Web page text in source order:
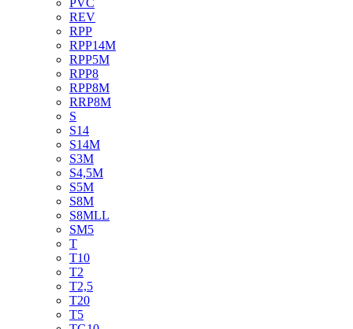
PVC
REV
RPP
RPP14M
RPP5M
RPP8
RPP8M
RRP8M
S
S14
S14M
S3M
S4,5M
S5M
S8M
S8MLL
SM5
T
T10
T2
T2,5
T20
T5